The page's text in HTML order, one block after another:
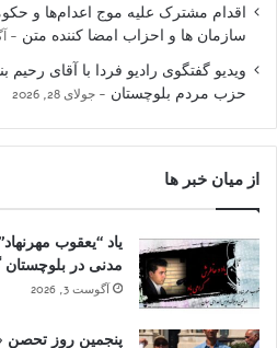
اقدام مشترک علیه موج اعدام‌ها و
سازمان ها و احزاب امضا کننده متن
ویدیو گفتگوی رادیو فردا با آقای
حزب مردم بلوچستان
جولای 28, 2026
از میان خبر ها
یاد “یعقوب
مدنی در بلوچستان
آگوست 3, 2026
پنجمین روز تحصن